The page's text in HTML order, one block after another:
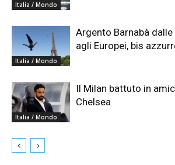
Italia / Mondo
Italia / Mondo
Argento Barnabà
agli Europei, bis
Italia / Mondo
Il Milan battuto in
Chelsea